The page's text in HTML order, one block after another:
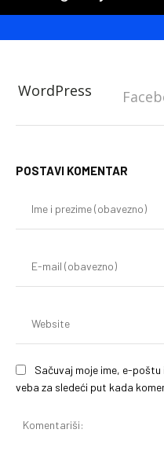
WordPress
POSTAVI KOMENTAR
Sačuvaj moje ime, e-
veba za sledeći put kada